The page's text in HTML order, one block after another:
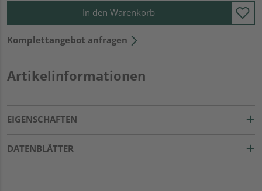
In den Warenkorb
Komplettangebot anfragen
Artikelinformationen
EIGENSCHAFTEN
DATENBLÄTTER